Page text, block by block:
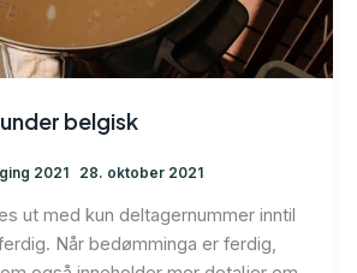
belgisk
2021 28. oktober 2021
ut med kun deltagernummer inntil
Når bedømminga er ferdig,